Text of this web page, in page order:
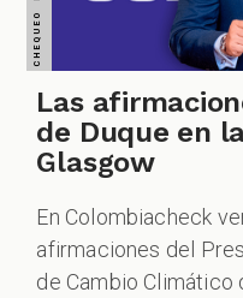
Las
de Duque en
Glasgow
En Colombiacheck
afirmaciones del
de Cambio Climático